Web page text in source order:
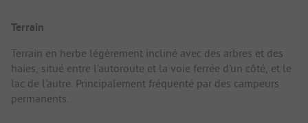
Terrain
Terrain en herbe légèrement incliné avec des arbres et des
haies, situé entre l'autoroute et la voie ferrée d'un côté, et le
lac de l'autre. Principalement fréquenté par des campeurs
permanents.